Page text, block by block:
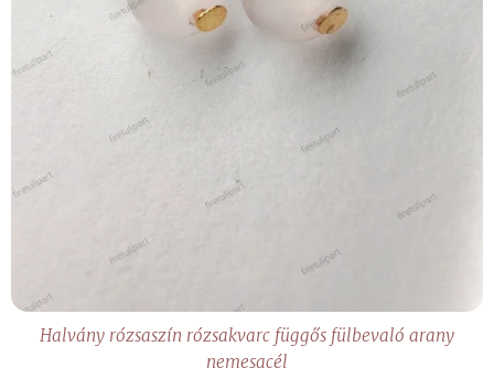
Halvány rózsaszín rózsakvarc függős fülbevaló arany
nemesacél